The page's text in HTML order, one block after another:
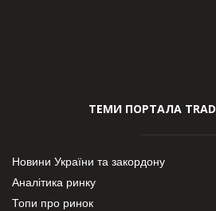
ТЕМИ ПОРТАЛА
Новини України та закордону
Аналітика ринку
Топи про ринок